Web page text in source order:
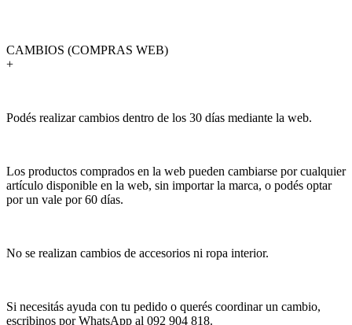
CAMBIOS (COMPRAS WEB)
+
Podés realizar cambios dentro de los 30 días mediante la web.
Los productos comprados en la web pueden cambiarse por cualquier
artículo disponible en la web, sin importar la marca, o podés optar
por un vale por 60 días.
No se realizan cambios de accesorios ni ropa interior.
Si necesitás ayuda con tu pedido o querés coordinar un cambio,
escribinos por WhatsApp al 092 904 818.